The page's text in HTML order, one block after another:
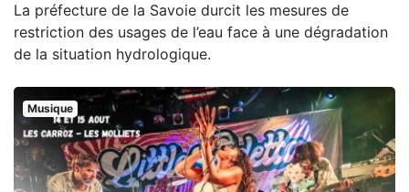
La préfecture de la Savoie durcit les mesures de
restriction des usages de l’eau face à une dégradation
de la situation hydrologique.
Musique